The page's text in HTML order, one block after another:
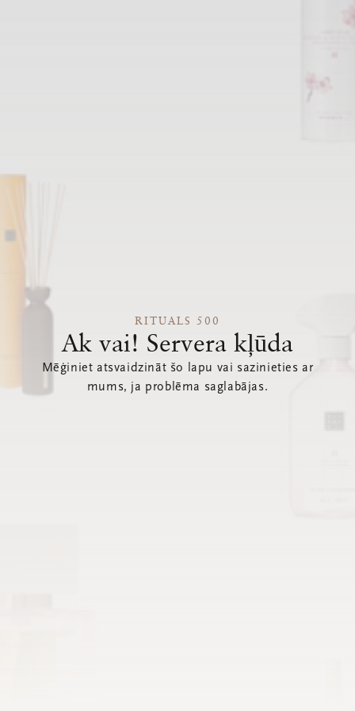
RITUALS 500
Ak vai! Servera kļūda
Mēģiniet atsvaidzināt šo lapu vai sazinieties ar
mums, ja problēma saglabājas.